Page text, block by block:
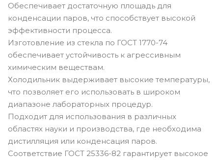
Обеспечивает достаточную площадь для
конденсации паров, что способствует высокой
эффективности процесса.
Изготовление из стекла по ГОСТ 1770-74
обеспечивает устойчивость к агрессивным
химическим веществам.
Холодильник выдерживает высокие температуры,
что позволяет его использовать в широком
диапазоне лабораторных процедур.
Подходит для использования в различных
областях науки и производства, где необходима
дистилляция или конденсация паров.
Соответствие ГОСТ 25336-82 гарантирует высокое